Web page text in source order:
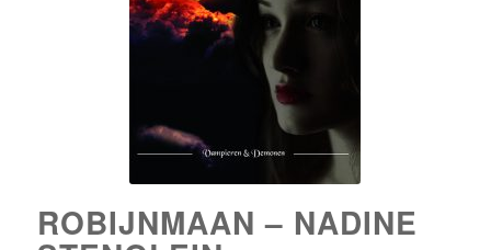
ROBIJNMAAN – NADINE